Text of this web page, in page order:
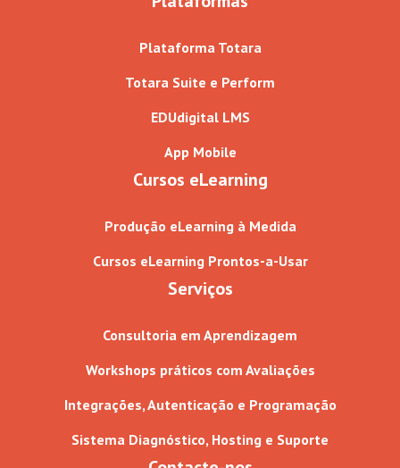
Plataforma Totara
Totara Suite e Perform
EDUdigital LMS
App Mobile
Cursos eLearning
Produção eLearning à Medida
Cursos eLearning Prontos-a-Usar
Serviços
Consultoria em Aprendizagem
Workshops práticos com Avaliações
Integrações, Autenticação e Programação
Sistema Diagnóstico, Hosting e Suporte